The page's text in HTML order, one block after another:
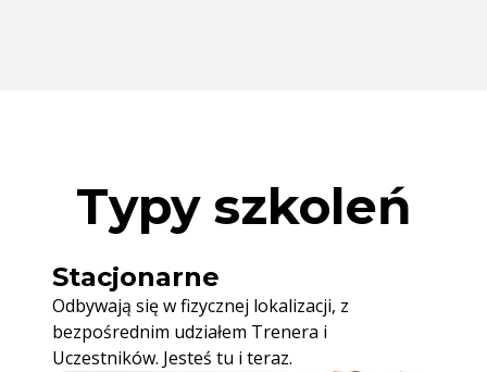
Typy szkoleń
Stacjonarne
Odbywają się w fizycznej lokalizacji, z
bezpośrednim udziałem Trenera i
Uczestników. Jesteś tu i teraz.